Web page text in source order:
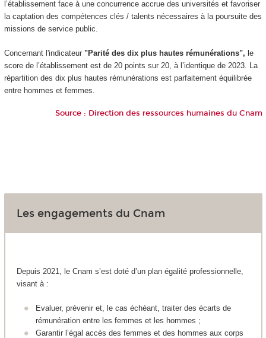
l’établissement face à une concurrence accrue des universités et favoriser
la captation des compétences clés / talents nécessaires à la poursuite des
missions de service public.
Concernant l'indicateur "Parité des dix plus hautes rémunérations", le
score de l’établissement est de 20 points sur 20, à l’identique de 2023. La
répartition des dix plus hautes rémunérations est parfaitement équilibrée
entre hommes et femmes.
Source : Direction des ressources humaines du Cnam
Les engagements du Cnam
Depuis 2021, le Cnam s’est doté d’un plan égalité professionnelle,
visant à :
Evaluer, prévenir et, le cas échéant, traiter des écarts de
rémunération entre les femmes et les hommes ;
Garantir l’égal accès des femmes et des hommes aux corps